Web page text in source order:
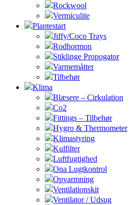
Rockwool
Vermiculite
Plantestart
Jiffy/Coco Trays
Rodhormon
Stiklinge Propogator
Varmemåtter
Tilbehør
Klima
Blæsere – Cirkulation
Co2
Fittings – Tilbehør
Hygro & Thermometer
Klimastyring
Kulfilter
Luftfugtighed
Ona Lugtkontrol
Opvarmning
Ventilationskit
Ventilator / Udsug